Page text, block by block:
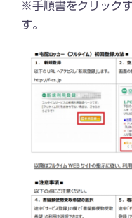
※手順書をクリック
す。